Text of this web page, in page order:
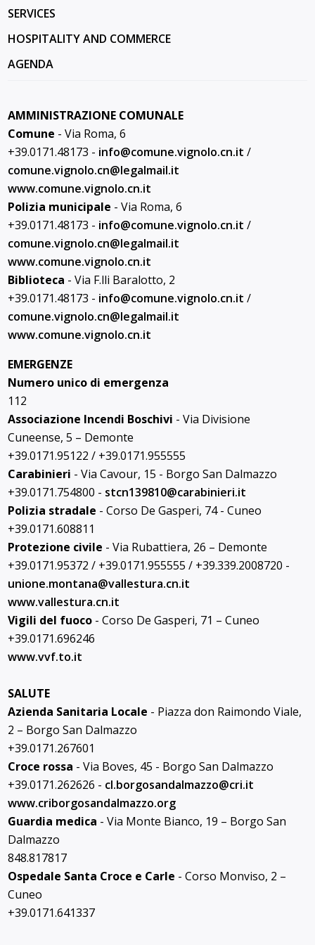
SERVICES
HOSPITALITY AND COMMERCE
AGENDA
AMMINISTRAZIONE COMUNALE
Comune - Via Roma, 6
+39.0171.48173 - info@comune.vignolo.cn.it /
comune.vignolo.cn@legalmail.it
www.comune.vignolo.cn.it
Polizia municipale - Via Roma, 6
+39.0171.48173 - info@comune.vignolo.cn.it /
comune.vignolo.cn@legalmail.it
www.comune.vignolo.cn.it
Biblioteca - Via F.lli Baralotto, 2
+39.0171.48173 - info@comune.vignolo.cn.it /
comune.vignolo.cn@legalmail.it
www.comune.vignolo.cn.it
EMERGENZE
Numero unico di emergenza
112
Associazione Incendi Boschivi - Via Divisione
Cuneense, 5 – Demonte
+39.0171.95122 / +39.0171.955555
Carabinieri - Via Cavour, 15 - Borgo San Dalmazzo
+39.0171.754800 - stcn139810@carabinieri.it
Polizia stradale - Corso De Gasperi, 74 - Cuneo
+39.0171.608811
Protezione civile - Via Rubattiera, 26 – Demonte
+39.0171.95372 / +39.0171.955555 / +39.339.2008720 -
unione.montana@vallestura.cn.it
www.vallestura.cn.it
Vigili del fuoco - Corso De Gasperi, 71 – Cuneo
+39.0171.696246
www.vvf.to.it
SALUTE
Azienda Sanitaria Locale - Piazza don Raimondo Viale,
2 – Borgo San Dalmazzo
+39.0171.267601
Croce rossa - Via Boves, 45 - Borgo San Dalmazzo
+39.0171.262626 - cl.borgosandalmazzo@cri.it
www.criborgosandalmazzo.org
Guardia medica - Via Monte Bianco, 19 – Borgo San
Dalmazzo
848.817817
Ospedale Santa Croce e Carle - Corso Monviso, 2 –
Cuneo
+39.0171.641337